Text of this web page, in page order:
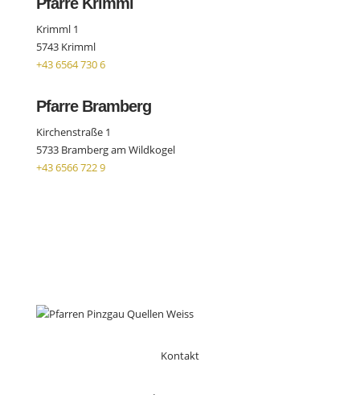
Krimml 1
5743 Krimml
+43 6564 730 6
Pfarre Bramberg
Kirchenstraße 1
5733 Bramberg am Wildkogel
+43 6566 722 9
Kontakt